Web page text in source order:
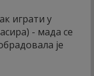
играти у
- мада се
је